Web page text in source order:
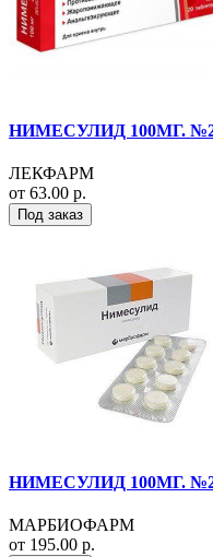
НИМЕСУЛИД 100МГ.
ЛЕКФАРМ
от 63.00 р.
Под заказ
НИМЕСУЛИД 100МГ.
МАРБИОФАРМ
от 195.00 р.